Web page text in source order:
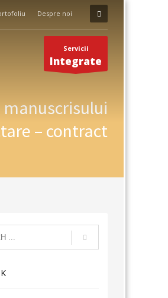
Despre noi
Servicii
Integrate
– contract